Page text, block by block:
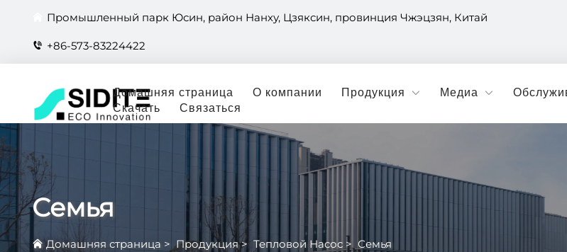
Промышленный парк Юсин, район Нанху, Цзяксин, провинция Чжэцзян, Китай
+86-573-83224422
Домашняя страница О компании Продукция Медиа
Скачать
Связаться
Семья
Домашняя страница >Продукция>Тепловой Насос > Семья